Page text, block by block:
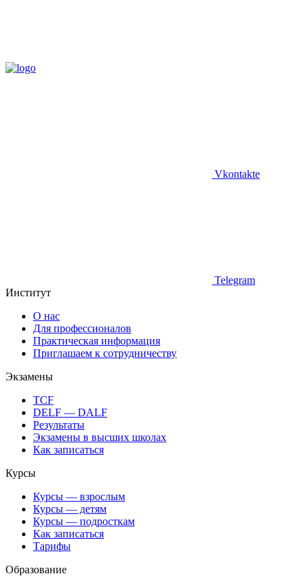
Vkontakte
Telegram
Институт
О нас
Для профессионалов
Практическая информация
Приглашаем к сотрудничеству
Экзамены
TCF
DELF — DALF
Результаты
Экзамены в высших школах
Как записаться
Курсы
Курсы — взрослым
Курсы — детям
Курсы — подросткам
Как записаться
Тарифы
Образование